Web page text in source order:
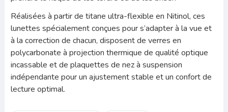
Réalisées à partir de titane ultra-flexible en Nitinol, ces
lunettes spécialement conçues pour s’adapter à la vue et
à la correction de chacun, disposent de verres en
polycarbonate à projection thermique de qualité optique
incassable et de plaquettes de nez à suspension
indépendante pour un ajustement stable et un confort de
lecture optimal.